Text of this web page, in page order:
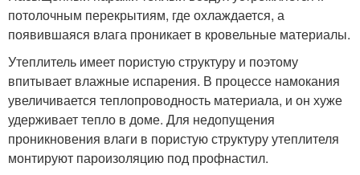
потолочным перекрытиям, где охлаждается, а
появившаяся влага проникает в кровельные материалы.
Утеплитель имеет пористую структуру и поэтому
впитывает влажные испарения. В процессе намокания
увеличивается теплопроводность материала, и он хуже
удерживает тепло в доме. Для недопущения
проникновения влаги в пористую структуру утеплителя
монтируют пароизоляцию под профнастил.